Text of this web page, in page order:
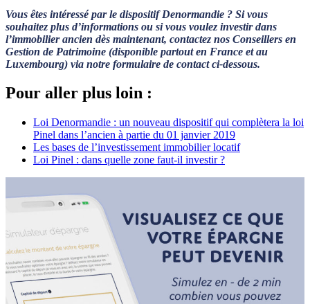
Vous êtes intéressé par le dispositif Denormandie ? Si vous
souhaitez plus d’informations ou si vous voulez investir dans
l’immobilier ancien dès maintenant, contactez nos Conseillers en
Gestion de Patrimoine (disponible partout en France et au
Luxembourg) via notre formulaire de contact ci-dessous.
Pour aller plus loin :
Loi Denormandie : un nouveau dispositif qui complètera la loi
Pinel dans l’ancien à partie du 01 janvier 2019
Les bases de l’investissement immobilier locatif
Loi Pinel : dans quelle zone faut-il investir ?